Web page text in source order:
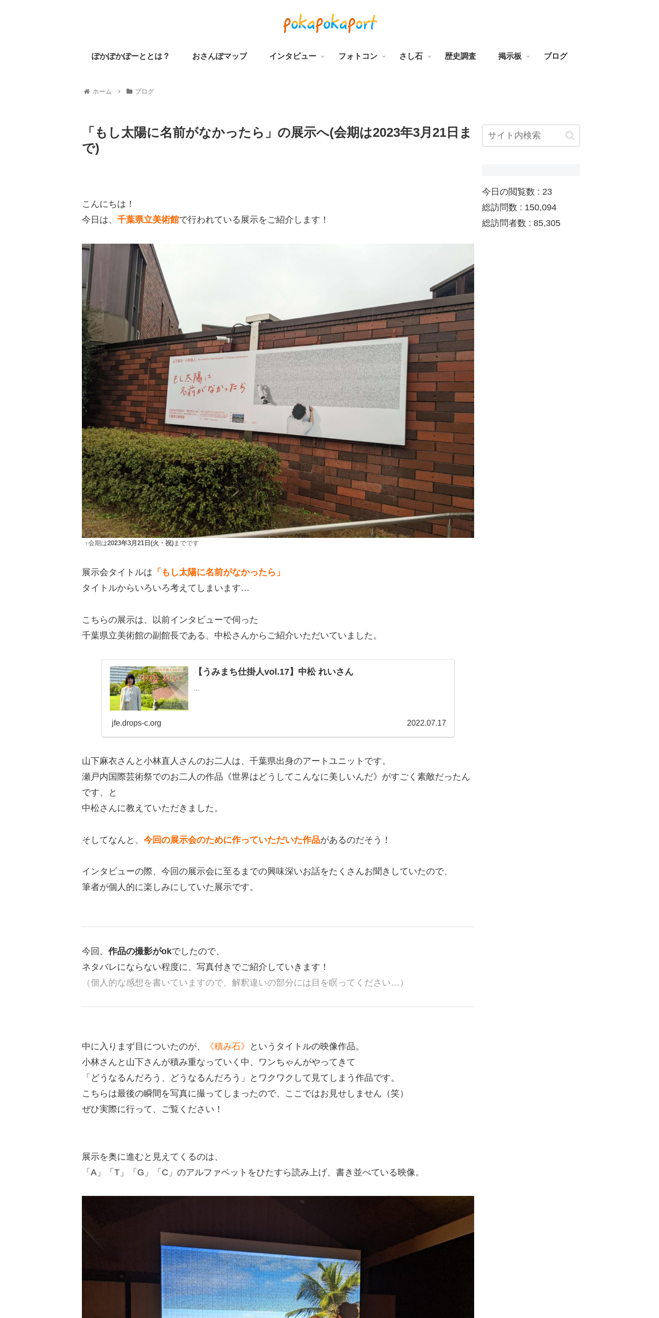
ぽかぽかぽーととは？ おさんぽマップ インタビュー フォトコン さし石 歴史調査 掲示板 ブログ
ホーム ブログ
「もし太陽に名前がなかったら」の展示へ(会期は2023年3月21日ま
で)
こんにちは！
今日は、 千葉県立美術館で行われている展示をご紹介します！
↑会期は2023年3月21日(火・祝) までです
展示会タイトルは 「もし太陽に名前がなかったら」
タイトルからいろいろ考えてしまいます…
こちらの展示は、以前インタビューで伺った
千葉県立美術館の副館長である、中松さんからご紹介いただいていました。
【うみまち仕掛人vol.17】中松 れいさん
jfe.drops-c.org 2022.07.17
山下麻衣さんと小林直人さんのお二人は、千葉県出身のアートユニットです。
瀬戸内国際芸術祭でのお二人の作品《世界はどうしてこんなに美しいんだ》がすごく素敵だったん
です、と
中松さんに教えていただきました。
そしてなんと、 今回の展示会のために作っていただいた作品があるのだそう！
インタビューの際、今回の展示会に至るまでの興味深いお話をたくさんお聞きしていたので、
筆者が個人的に楽しみにしていた展示です。
今回、 作品の撮影がokでしたので、
ネタバレにならない程度に、写真付きでご紹介していきます！
（個人的な感想を書いていますので、解釈違いの部分には目を瞑ってください…）
中に入りまず目についたのが、 《積み石》
というタイトルの映像作品。
小林さんと山下さんが積み重なっていく中、ワンちゃんがやってきて
「どうなるんだろう、どうなるんだろう」とワクワクして見てしまう作品です。
こちらは最後の瞬間を写真に撮ってしまったので、ここではお見せしません（笑）
ぜひ実際に行って、ご覧ください！
展示を奥に進むと見えてくるのは、
「A」「T」「G」「C」のアルファベットをひたすら読み上げ、書き並べている映像。
今日の閲覧数 : 23
総訪問数 : 150,094
総訪問者数 : 85,305